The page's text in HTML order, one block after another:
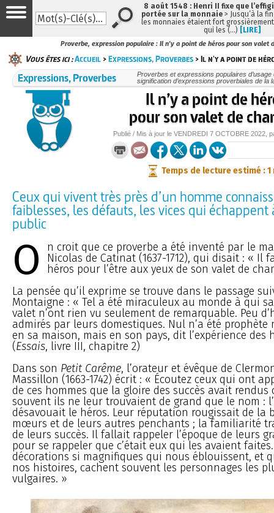
Proverbe, expression populaire : Il n'y a point de héros pour son valet
Vous êtes ici :Accueil >Expressions, Proverbes > Il n'y a point de
Expressions, Proverbes
Proverbes et expressions populaires d’usage
signification d’expressions proverbiales de la
Il n’y a point de
pour son valet de
Publié / Mis à jour le VENDREDI 7 OCTOBRE 2022 ,
Temps de lecture estimé : 1
Ceux qui vivent très près d’un homme
faiblesses, les défauts, les vices qui échappent
public
O
n croit que ce proverbe a été inventé par le
Nicolas de Catinat (1637-1712), qui disait : « Il
héros pour l’être aux yeux de son valet de
La pensée qu’il exprime se trouve dans le passage
Montaigne : « Tel a été miraculeux au monde à qui
valet n’ont rien vu seulement de remarquable. Peu
admirés par leurs domestiques. Nul n’a été prophète
en sa maison, mais en son pays, dit l’expérience des
(Essais, livre III, chapitre 2)
Dans son Petit Carême, l’orateur et évêque de
Massillon (1663-1742) écrit : « Écoutez ceux qui ont
de ces hommes que la gloire des succès avait rendus
souvent ils ne leur trouvaient de grand que le nom :
désavouait le héros. Leur réputation rougissait de la
mœurs et de leurs autres penchants ; la familiarité
de leurs succès. Il fallait rappeler l’époque de leurs
pour se rappeler que c’était eux qui les avaient
décorations si magnifiques qui nous éblouissent, et
nos histoires, cachent souvent les personnages les
vulgaires. »
8 août 1548 : Henri II fixe que
portée sur la monnaie > Jusqu’à la
les monnaies étaient fort
qui les (…) [LIRE]